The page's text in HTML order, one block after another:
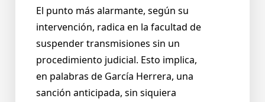
El punto más alarmante, según su
intervención, radica en la facultad de
suspender transmisiones sin un
procedimiento judicial. Esto implica,
en palabras de García Herrera, una
sanción anticipada, sin siquiera